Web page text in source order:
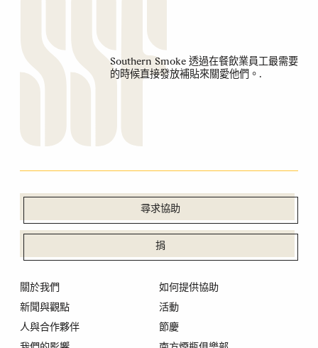
Southern Smoke 透過在餐飲業員工最需要
的時候直接發放補貼來關愛他們。.
尋求協助
捐
關於我們
新聞與觀點
人與合作夥伴
如何提供協助
活動
節慶